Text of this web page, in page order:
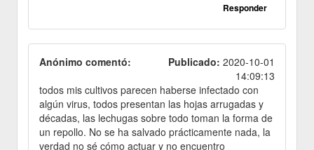
Responder
Anónimo comentó: Publicado: 2020-10-01
14:09:13
todos mis cultivos parecen haberse infectado con
algún virus, todos presentan las hojas arrugadas y
décadas, las lechugas sobre todo toman la forma de
un repollo. No se ha salvado prácticamente nada, la
verdad no sé cómo actuar y no encuentro